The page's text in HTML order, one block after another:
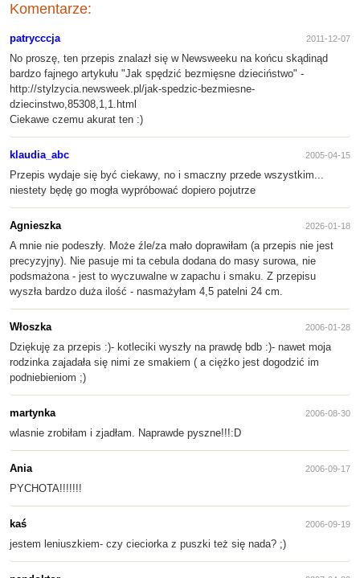
Komentarze:
patrycccja 2011-12-07
No proszę, ten przepis znalazł się w Newsweeku na końcu skądinąd
bardzo fajnego artykułu "Jak spędzić bezmięsne dzieciństwo" -
http://stylzycia.newsweek.pl/jak-spedzic-bezmiesne-
dziecinstwo,85308,1,1.html
Ciekawe czemu akurat ten :)
klaudia_abc 2005-04-15
Przepis wydaje się być ciekawy, no i smaczny przede wszystkim...
niestety będę go mogła wypróbować dopiero pojutrze
Agnieszka 2026-01-18
A mnie nie podeszły. Może źle/za mało doprawiłam (a przepis nie jest
precyzyjny). Nie pasuje mi ta cebula dodana do masy surowa, nie
podsmażona - jest to wyczuwalne w zapachu i smaku. Z przepisu
wyszła bardzo duża ilość - nasmażyłam 4,5 patelni 24 cm.
Włoszka 2006-01-28
Dziękuję za przepis :)- kotleciki wyszły na prawdę bdb :)- nawet moja
rodzinka zajadała się nimi ze smakiem ( a ciężko jest dogodzić im
podniebieniom ;)
martynka 2006-08-30
wlasnie zrobiłam i zjadłam. Naprawde pyszne!!!:D
Ania 2006-09-17
PYCHOTA!!!!!!!
kaś 2006-09-19
jestem leniuszkiem- czy cieciorka z puszki też się nada? ;)